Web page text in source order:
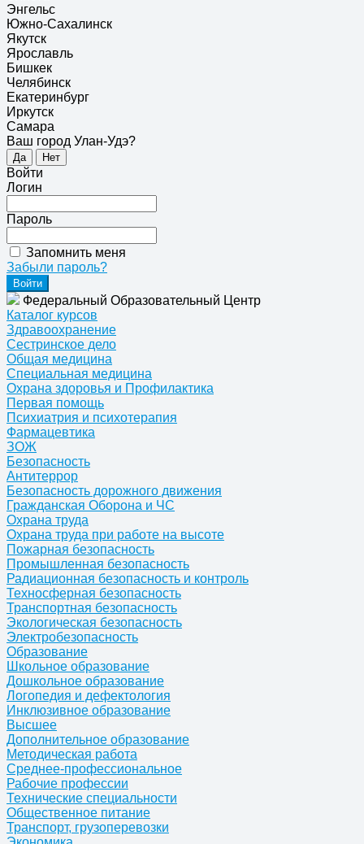
Энгельс
Южно-Сахалинск
Якутск
Ярославль
Бишкек
Челябинск
Екатеринбург
Иркутск
Самара
Ваш город Улан-Удэ?
Да Нет
Войти
Логин
Пароль
Запомнить меня
Забыли пароль?
Федеральный Образовательный Центр
Каталог курсов
Здравоохранение
Сестринское дело
Общая медицина
Специальная медицина
Охрана здоровья и Профилактика
Первая помощь
Психиатрия и психотерапия
Фармацевтика
ЗОЖ
Безопасность
Антитеррор
Безопасность дорожного движения
Гражданская Оборона и ЧС
Охрана труда
Охрана труда при работе на высоте
Пожарная безопасность
Промышленная безопасность
Радиационная безопасность и контроль
Техносферная безопасность
Транспортная безопасность
Экологическая безопасность
Электробезопасность
Образование
Школьное образование
Дошкольное образование
Логопедия и дефектология
Инклюзивное образование
Высшее
Дополнительное образование
Методическая работа
Среднее-профессиональное
Рабочие профессии
Технические специальности
Общественное питание
Транспорт, грузоперевозки